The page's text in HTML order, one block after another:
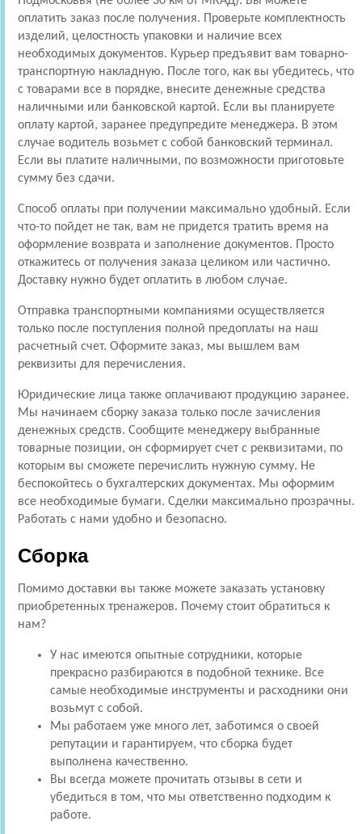
оплатить заказ после получения. Проверьте комплектность
изделий, целостность упаковки и наличие всех
необходимых документов. Курьер предъявит вам товарно-
транспортную накладную. После того, как вы убедитесь, что
с товарами все в порядке, внесите денежные средства
наличными или банковской картой. Если вы планируете
оплату картой, заранее предупредите менеджера. В этом
случае водитель возьмет с собой банковский терминал.
Если вы платите наличными, по возможности приготовьте
сумму без сдачи.
Способ оплаты при получении максимально удобный. Если
что-то пойдет не так, вам не придется тратить время на
оформление возврата и заполнение документов. Просто
откажитесь от получения заказа целиком или частично.
Доставку нужно будет оплатить в любом случае.
Отправка транспортными компаниями осуществляется
только после поступления полной предоплаты на наш
расчетный счет. Оформите заказ, мы вышлем вам
реквизиты для перечисления.
Юридические лица также оплачивают продукцию заранее.
Мы начинаем сборку заказа только после зачисления
денежных средств. Сообщите менеджеру выбранные
товарные позиции, он сформирует счет с реквизитами, по
которым вы сможете перечислить нужную сумму. Не
беспокойтесь о бухгалтерских документах. Мы оформим
все необходимые бумаги. Сделки максимально прозрачны.
Работать с нами удобно и безопасно.
Сборка
Помимо доставки вы также можете заказать установку
приобретенных тренажеров. Почему стоит обратиться к
нам?
У нас имеются опытные сотрудники, которые
прекрасно разбираются в подобной технике. Все
самые необходимые инструменты и расходники они
возьмут с собой.
Мы работаем уже много лет, заботимся о своей
репутации и гарантируем, что сборка будет
выполнена качественно.
Вы всегда можете прочитать отзывы в сети и
убедиться в том, что мы ответственно подходим к
работе.